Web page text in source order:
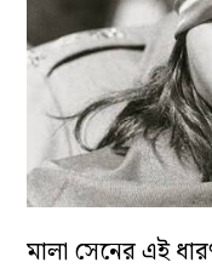
মালা সেনের এই